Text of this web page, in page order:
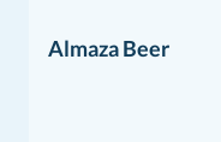
Almaza Beer